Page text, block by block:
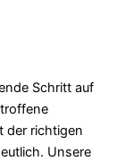
Schritt auf
der richtigen
Unsere